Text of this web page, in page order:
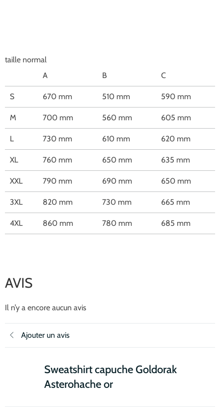
taille normal
A
B C
S 670 mm 510 mm 590 mm
M 700 mm 560 mm 605 mm
L 730 mm 610 mm 620 mm
XL 760 mm 650 mm 635 mm
XXL 790 mm 690 mm 650 mm
3XL 820 mm 730 mm 665 mm
4XL 860 mm 780 mm 685 mm
AVIS
Il n’y a encore aucun avis
Ajouter un avis
Sweatshirt capuche Goldorak
Asterohache or